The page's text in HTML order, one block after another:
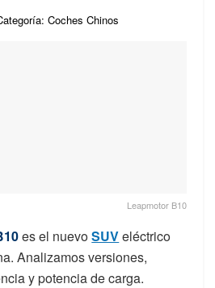
Coches Chinos
Leapmotor B10
es el nuevoSUVeléctrico
Analizamos versiones,
y potencia de carga.